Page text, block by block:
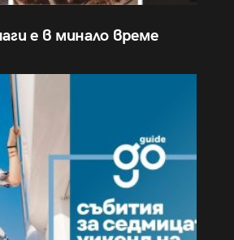
е в минало време